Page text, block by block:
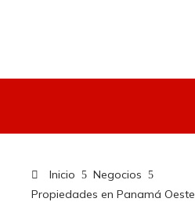
Inicio
Negocios
Propiedades en Panamá